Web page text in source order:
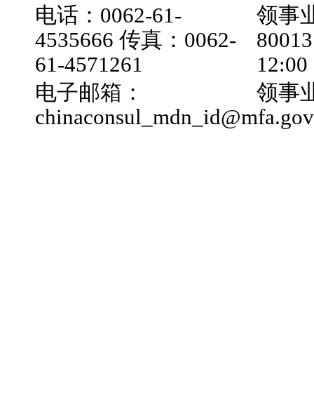
电话：0062-61-
4535666 传真：0062-
61-4571261
电子邮箱：
领事
领事